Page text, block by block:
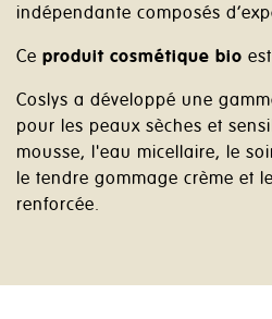
indépendante composés
Ce produit cosmétique bio
Coslys a développé une
pour les peaux sèches et
mousse, l'eau micellaire, le
le tendre gommage crème et
renforcée.